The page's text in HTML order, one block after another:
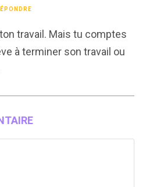
travail. Mais tu comptes
à terminer son travail ou